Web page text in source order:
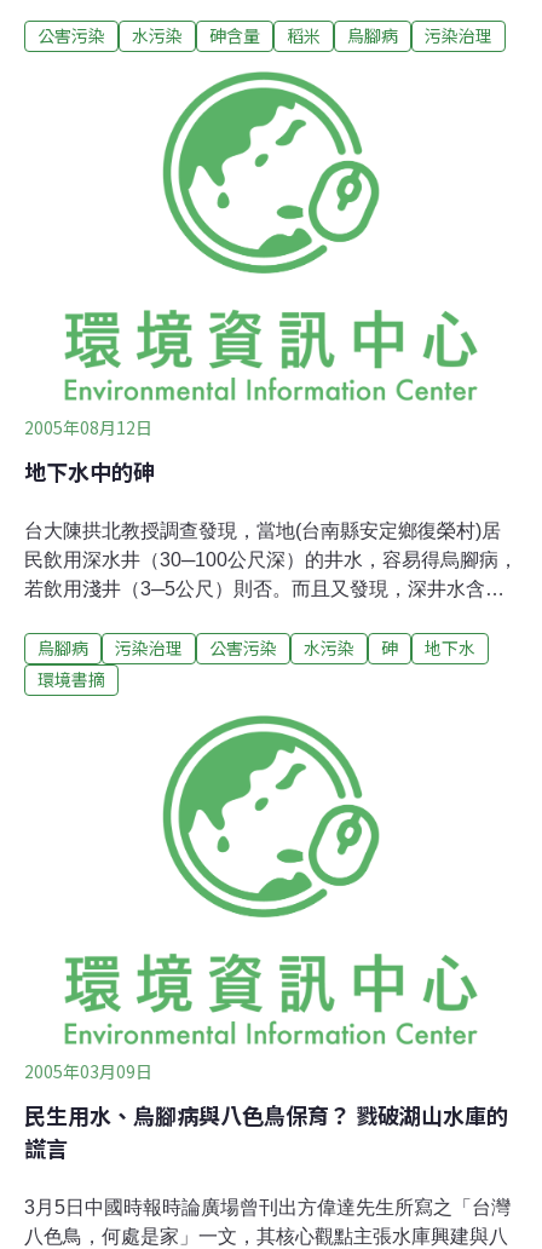
地熱谷的水源灌溉農地，過去不曾出現過烏腳病的病例，
心。郝龍斌表示，北市府3年前便發現關渡地區土壤砷含
量超過國家標準，後來委託張尊國率領的工作團隊進一步
調查，發現污染源是河床礦石，非人為污染，可能是農民
長年引用磺港溪水灌溉所致。張尊國並表示，此區水稻含
砷量低於德國穀物含砷量標準，在安全值範圍之內，食用
應對人體無害，請國人放心。
公害污染 水污染 砷含量 稻米 烏腳病 污染治理
2005年08月12日
地下水中的砷
台大陳拱北教授調查發現，當地(台南縣安定鄉復榮村)居
民飲用深水井（30─100公尺深）的井水，容易得烏腳病，
若飲用淺井（3─5公尺）則否。而且又發現，深井水含砷
含砷所致。一旦飲用含砷的井水，皮膚會出現黑斑，並發
生皮膚癌，繼續喝井水十年後，居民就會得到烏腳病。 後
授發現砷也會引發內臟癌症，例如肺癌、腎臟癌、膀胱癌
等。陳教授又於1995年，提出砷也會引起糖尿病和高血
壓。因為砷的致毒機制有別於其他重金屬，例如有機汞是
累積在神經系統，而鎘則累積在骨頭與腎臟，但無機砷進
入人體，大約兩小時後就遍布全身，廣布在身體的各個器
官。 1999年的調查顯示，砷濃度的高區有三處：一、原先
急水溪的區域，往北擴大至東石地區，二、曾文溪南岸的
及新市一帶。 嘉南
烏腳病 污染治理 公害污染 水污染 砷
地下水
環境書摘
2005年03月09日
民生用水、烏腳病與八色鳥保育？ 戮破湖山水庫的
謊言
3月5日中國時報時論廣場曾刊出方偉達先生所寫之「台灣
八色鳥，何處是家」一文，其核心觀點主張水庫興建與八